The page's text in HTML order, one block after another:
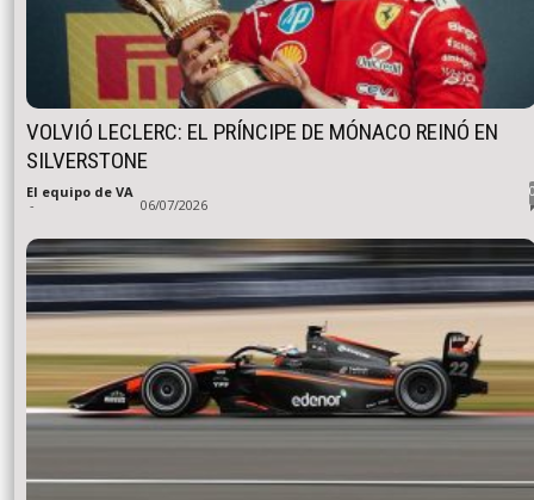
VOLVIÓ LECLERC: EL PRÍNCIPE DE MÓNACO REINÓ EN
SILVERSTONE
El equipo de VA
- 06/07/2026